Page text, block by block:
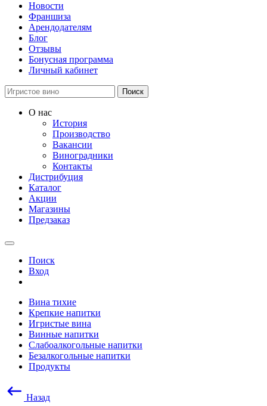
Новости
Франшиза
Арендодателям
Блог
Отзывы
Бонусная программа
Личный кабинет
Поиск
О нас
История
Производство
Вакансии
Виноградники
Контакты
Дистрибуция
Каталог
Акции
Магазины
Предзаказ
Поиск
Вход
Вина тихие
Крепкие напитки
Игристые вина
Винные напитки
Слабоалкогольные напитки
Безалкогольные напитки
Продукты
Назад